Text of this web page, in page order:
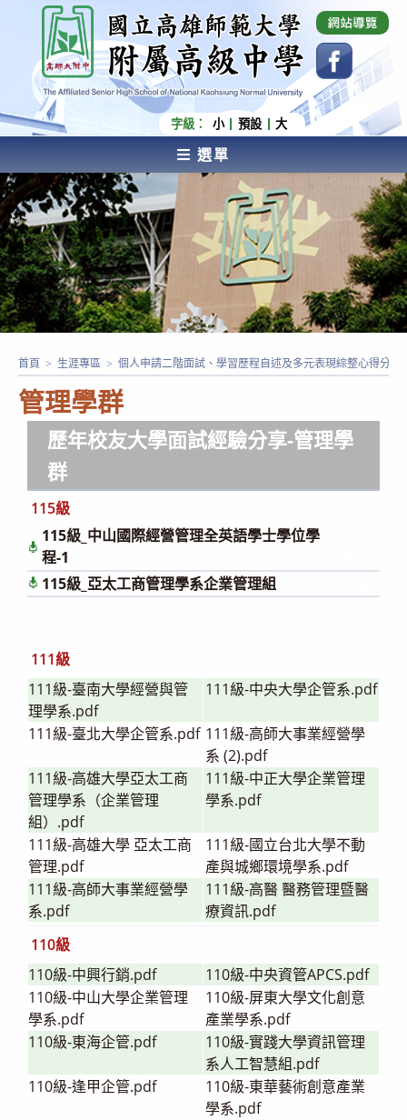
內
容
國立高雄師範大學附屬高級中學 Affiliated Senior
High School of National Kaohsiung Normal
University
字級： 小 預設 大
選單
AFFILIATED SENIOR HIGH SCHOOL OF NATIONAL
KAOHSIUNG NORMAL UNIVERSITY
管理學群
首頁 > 生涯專區 > 個人申請二階面試、學習歷程自述及多元表現綜整心得分享
歷年校友大學面試經驗分享-管理學
群
115級
115級_中山國際經營管理全英語學士學位學
程-1
115級_亞太工商管理學系企業管理組
111級
111級-臺南大學經營與管
理學系.pdf
111級-中央大學企管系.pdf
111級-臺北大學企管系.pdf 111級-高師大事業經營學
系 (2).pdf
111級-高雄大學亞太工商
管理學系（企業管理
組）.pdf
111級-中正大學企業管理
學系.pdf
111級-高雄大學 亞太工商
管理.pdf
111級-國立台北大學不動
產與城鄉環境學系.pdf
111級-高師大事業經營學
系.pdf
111級-高醫 醫務管理暨醫
療資訊.pdf
110級
110級-中興行銷.pdf
110級-中央資管APCS.pdf
110級-中山大學企業管理
學系.pdf
110級-屏東大學文化創意
產業學系.pdf
110級-東海企管.pdf
110級-實踐大學資訊管理
系人工智慧組.pdf
110級-逢甲企管.pdf
110級-東華藝術創意產業
學系.pdf